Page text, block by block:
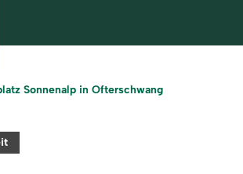
Sonnenalp in Ofterschwang